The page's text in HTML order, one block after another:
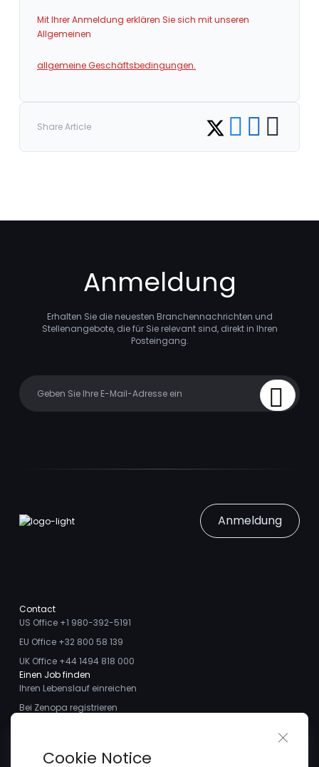
Mit Ihrer Anmeldung erklären Sie sich mit unseren
Allgemeinen
allgemeine Geschäftsbedingungen.
Share Article Share on Twitter
Share on Facebook
Share on
Copy link
Anmeldung
Erhalten Sie die neuesten Branchennachrichten und
Stellenangebote, die für Sie relevant sind, direkt in Ihren
Posteingang.
Sign Up
Anmeldung
Contact
US Office +1 980-392-5191
EU Office +32 800 58 139
UK Office +44 1494 818 000
Einen Job finden
Ihren Lebenslauf einreichen
Bei Zenopa registrieren
Treffen Sie das Team
Cookie Notice
Close